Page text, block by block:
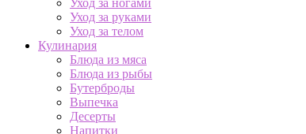
Уход за ногами
Уход за руками
Уход за телом
Кулинария
Блюда из мяса
Блюда из рыбы
Бутерброды
Выпечка
Десерты
Напитки